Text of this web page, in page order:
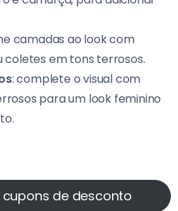
camadas ao look com
coletes em tons terrosos.
: complete o visual com
para um look feminino
cupons de desconto